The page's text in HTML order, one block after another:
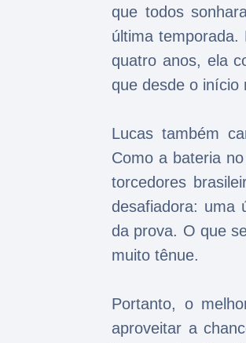
que todos
última
quatro anos, ela
que desde o início
Lucas também
Como a bateria
torcedores
desafiadora: uma
da prova. O que
muito tênue.
Portanto, o
aproveitar a